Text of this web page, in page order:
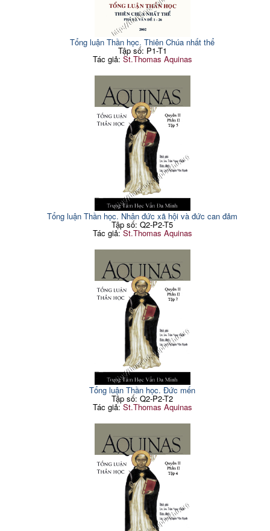
Tổng luận Thần học. Thiên Chúa nhất thể
Tập số: P1-T1
Tác giả: St.Thomas Aquinas
Tổng luận Thần học. Nhân đức xã hội và đức can đảm
Tập số: Q2-P2-T5
Tác giả:St.Thomas Aquinas
Tổng luận Thần học. Đức mến
Tập số: Q2-P2-T2
Tác giả:St.Thomas Aquinas